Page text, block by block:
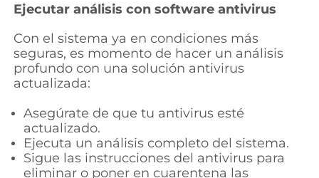
Ejecutar análisis con software antivirus
Con el sistema ya en condiciones más
seguras, es momento de hacer un análisis
profundo con una solución antivirus
actualizada:
Asegúrate de que tu antivirus esté
actualizado.
Ejecuta un análisis completo del sistema.
Sigue las instrucciones del antivirus para
eliminar o poner en cuarentena las